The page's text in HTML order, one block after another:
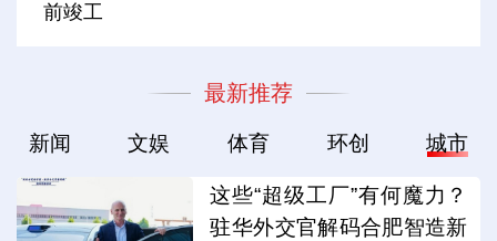
前竣工
最新推荐
新闻 文娱 体育 环创 城市
这些“超级工厂”有何魔力？
驻华外交官解码合肥智造新